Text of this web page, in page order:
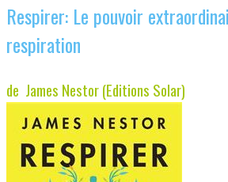
Respirer: Le pouvoir
respiration
de James Nestor (Editions Solar)